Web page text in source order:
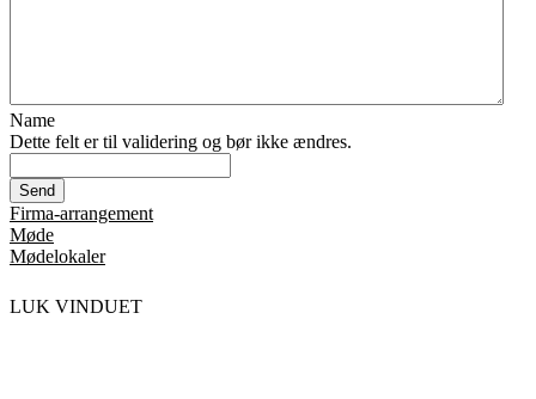
Name
Dette felt er til validering og bør ikke ændres.
Firma-arrangement
Møde
Mødelokaler
LUK VINDUET